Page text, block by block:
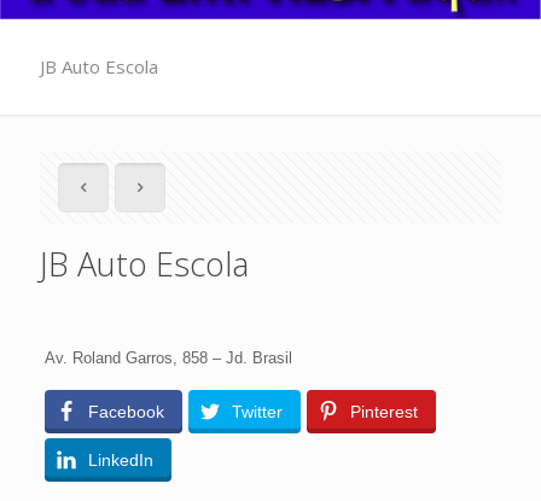
JB Auto Escola
JB Auto Escola
Av. Roland Garros, 858 – Jd. Brasil
Facebook Twitter Pinterest
LinkedIn